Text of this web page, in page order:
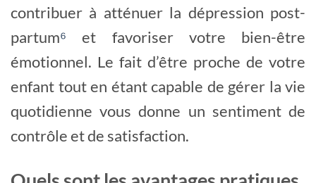
contribuer à atténuer la dépression post-
partum⁶ et favoriser votre bien-être
émotionnel. Le fait d’être proche de votre
enfant tout en étant capable de gérer la vie
quotidienne vous donne un sentiment de
contrôle et de satisfaction.